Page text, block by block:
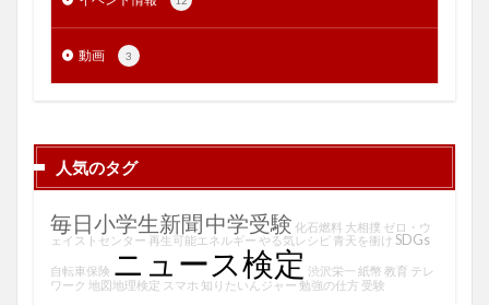
動画 3
人気のタグ
毎日小学生新聞中学受験 化石燃料 大相撲 ゼロ・ウ
ェイストセンター 再生可能エネルギー やる気レシピ 青天を衝け SDGs
自転車保険 ニュース検定 渋沢栄一 紙幣 教育 テレ
ワーク 地図地理検定 スマホ 知りたいんジャー勉強の仕方 受験